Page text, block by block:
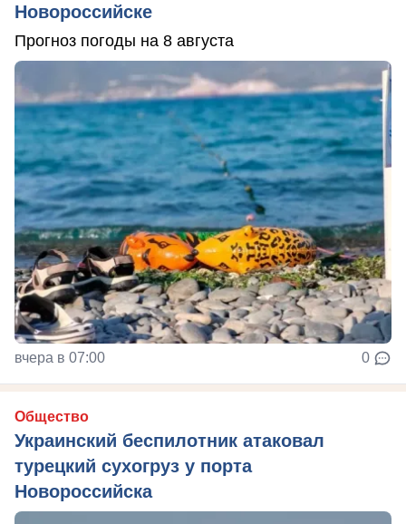
Новороссийске
Прогноз погоды на 8 августа
вчера в 07:00 0
Общество
Украинский беспилотник атаковал
турецкий сухогруз у порта
Новороссийска